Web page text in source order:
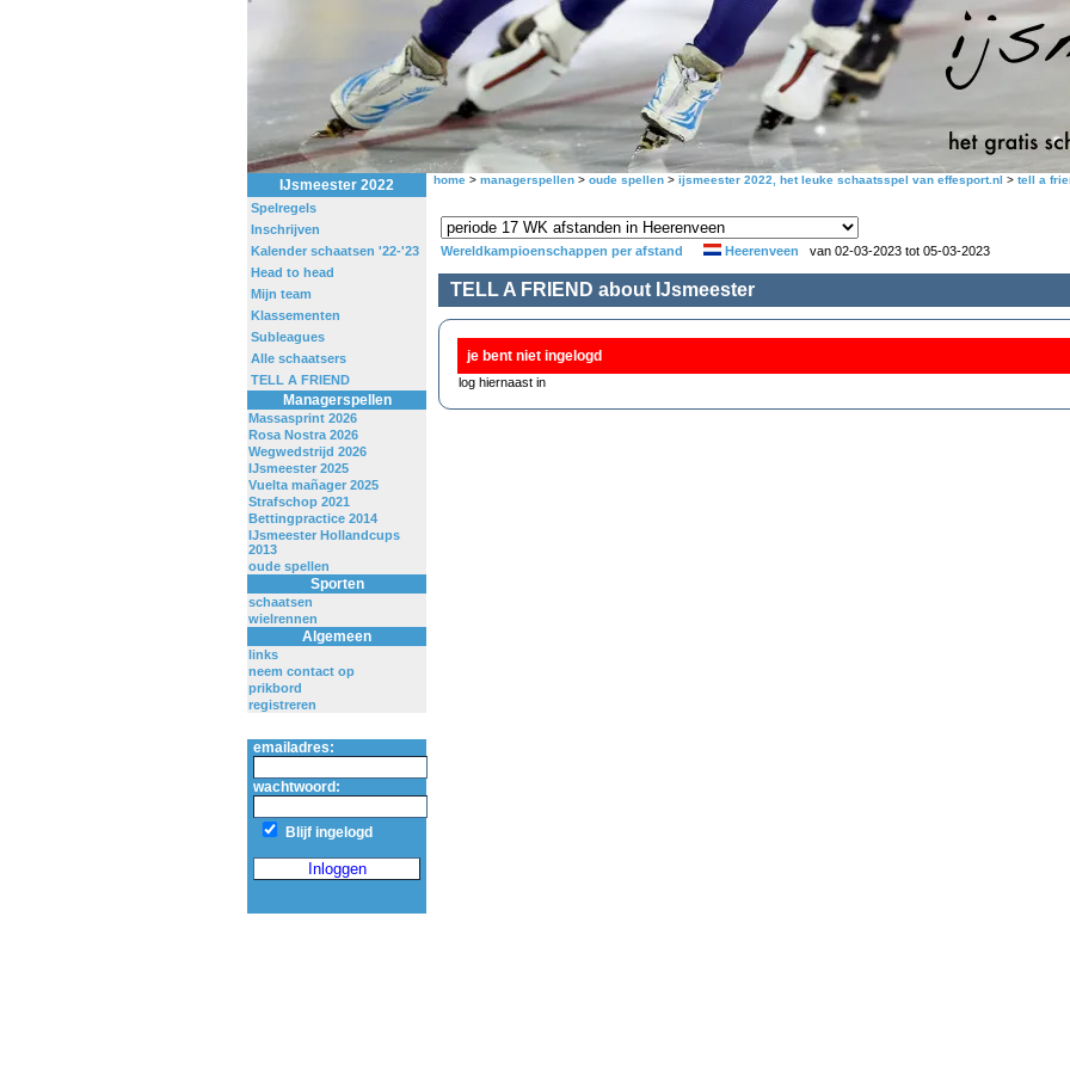
IJsmeester 2022
Spelregels
Inschrijven
Kalender schaatsen '22-'23
Head to head
Mijn team
Klassementen
Subleagues
Alle schaatsers
TELL A FRIEND
Managerspellen
Massasprint 2026
Rosa Nostra 2026
Wegwedstrijd 2026
IJsmeester 2025
Vuelta mañager 2025
Strafschop 2021
Bettingpractice 2014
IJsmeester Hollandcups
2013
oude spellen
Sporten
schaatsen
wielrennen
Algemeen
links
neem contact op
prikbord
registreren
emailadres:
wachtwoord:
Blijf ingelogd
home > managerspellen > oude spellen > ijsmeester 2022, het leuke schaatsspel van effesport.nl > tell a
Wereldkampioenschappen per afstand Heerenveen van 02-03-2023 tot 05-03-2023
TELL A FRIEND about IJsmeester
je bent niet ingelogd
log hiernaast in